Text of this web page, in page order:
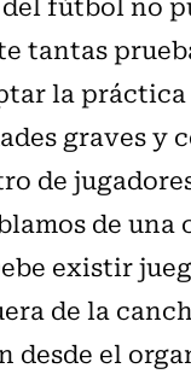
tantas
la práctica
graves y
de
de
existir
de la
desde el